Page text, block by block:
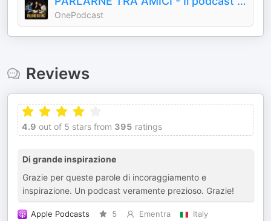
OnePodcast
Reviews
4.9 out of 5 stars from 395 ratings
Di grande inspirazione
Grazie per queste parole di incoraggiamento e
inspirazione. Un podcast veramente prezioso. Grazie!
Apple Podcasts 5 Ementra
Italy